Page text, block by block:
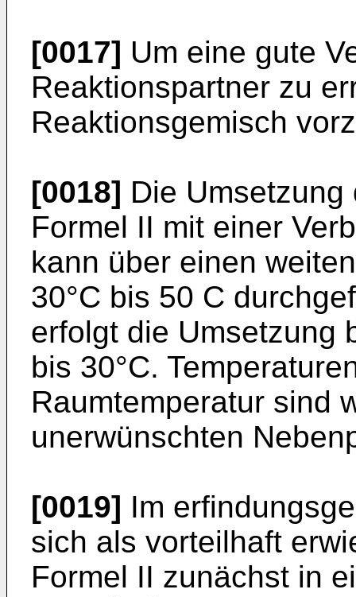
[0017] Um eine gute
Reaktionspartner zu
Reaktionsgemisch
[0018] Die
Formel II mit einer
kann über einen
30°C bis 50 C
erfolgt die Umsetzung
bis 30°C.
Raumtemperatur sind
unerwünschten
[0019] Im
sich als vorteilhaft
Formel II zunächst in